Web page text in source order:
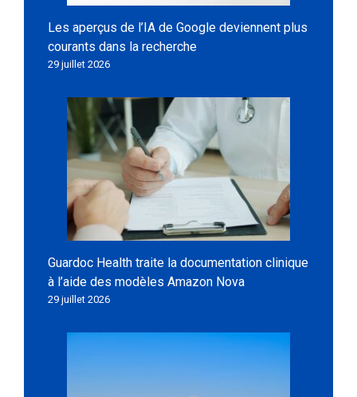
Les aperçus de l’IA de Google deviennent plus
courants dans la recherche
29 juillet 2026
Guardoc Health traite la documentation clinique
à l’aide des modèles Amazon Nova
29 juillet 2026